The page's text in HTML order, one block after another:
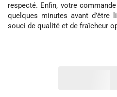
respecté. Enfin, votre
quelques minutes avant d’être
souci de qualité et de fraîcheur